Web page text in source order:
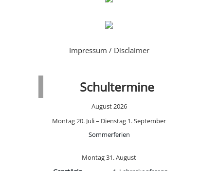
Impressum / Disclaimer
Schultermine
August 2026
Montag20. Juli– Dienstag 1.September
Sommerferien
Montag31.August